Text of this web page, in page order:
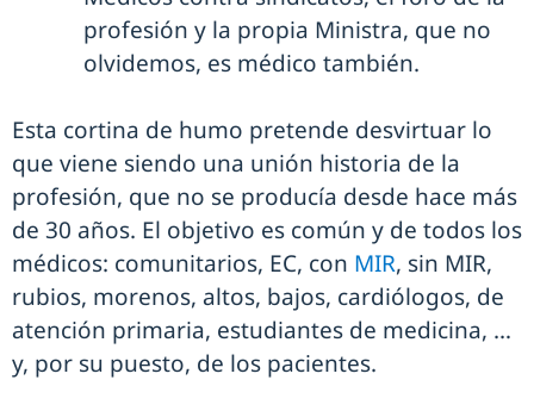
profesión y la propia Ministra, que no
olvidemos, es médico también.
Esta cortina de humo pretende desvirtuar lo
que viene siendo una unión historia de la
profesión, que no se producía desde hace más
de 30 años. El objetivo es común y de todos los
médicos: comunitarios, EC, con MIR, sin MIR,
rubios, morenos, altos, bajos, cardiólogos, de
atención primaria, estudiantes de medicina, …
y, por su puesto, de los pacientes.